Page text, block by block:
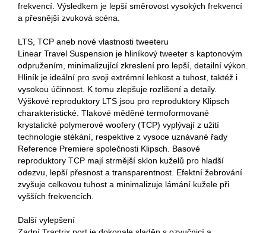
frekvencí. Výsledkem je lepší směrovost vysokých frekvencí
a přesnější zvuková scéna.
LTS, TCP aneb nové vlastnosti tweeteru
Linear Travel Suspension je hliníkový tweeter s kaptonovým
odpružením, minimalizující zkreslení pro lepší, detailní výkon.
Hliník je ideální pro svoji extrémní lehkost a tuhost, taktéž i
vysokou účinnost. K tomu zlepšuje rozlišení a detaily.
Výškové reproduktory LTS jsou pro reproduktory Klipsch
charakteristické. Tlakové měděné termoformované
krystalické polymerové woofery (TCP) vyplývají z užití
technologie stékání, respektive z vysoce uznávané řady
Reference Premiere společnosti Klipsch. Basové
reproduktory TCP mají strmější sklon kuželů pro hladší
odezvu, lepší přesnost a transparentnost. Efektní žebrování
zvyšuje celkovou tuhost a minimalizuje lámání kužele při
vyšších frekvencích.
Další vylepšení